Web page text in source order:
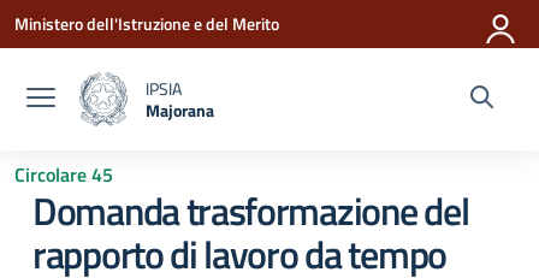
Vai ai contenuti
Vai al menu di navigazione
Vai al footer
Ministero dell'Istruzione e del Merito
IPSIA
Majorana
Circolare 45
Domanda trasformazione del
rapporto di lavoro da tempo